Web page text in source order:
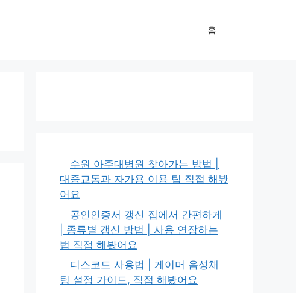
홈
수원 아주대병원 찾아가는 방법 |
대중교통과 자가용 이용 팁 직접 해봤
어요
공인인증서 갱신 집에서 간편하게
| 종류별 갱신 방법 | 사용 연장하는
법 직접 해봤어요
디스코드 사용법 | 게이머 음성채
팅 설정 가이드, 직접 해봤어요